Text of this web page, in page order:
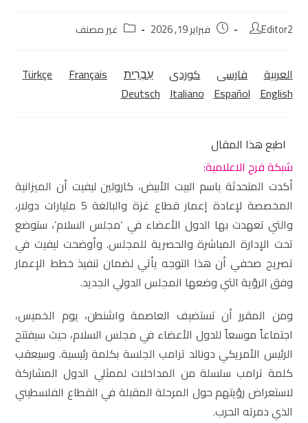
Editor2 فبراير 19, 2026 غير مصنف
العربية فارسی كوردی‎ עִבְרִית Türkçe
Français
Deutsch Italiano Español English
اطبع هذا المقال
شبكة فرح الاعلامية:
أكدت المتحدثة باسم البيت الأبيض، كارولين ليفيت أن الميزانية
المخصصة لإعادة إعمار قطاع غزة والبالغة 5 مليارات دولار،
والتي تعهدت بها الدول الأعضاء في ‘مجلس السلام’، ستوضع
تحت الإدارة المباشرة والحصرية للمجلس. وأوضحت ليفيت في
تصريح صحفي أن هذا التوجه يأتي لضمان تنفيذ خطط الإعمار
وفق الرؤية التي وضعها المجلس الدولي الجديد.
ومن المقرر أن تستضيف العاصمة واشنطن، يوم الخميس،
اجتماعاً موسعاً للدول الأعضاء في مجلس السلام، حيث سيفتتح
الرئيس الأمريكي دونالد ترامب الجلسة بكلمة رئيسية. وسيعقب
كلمة ترامب سلسلة من المداخلات لممثلي الدول المشاركة
لاستعراض رؤيتهم حول المرحلة المقبلة في القطاع الفلسطيني
الذي دمرته الحرب.